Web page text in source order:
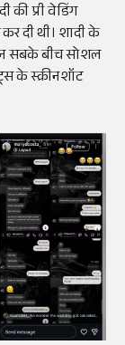
की प्री वेडिंग
दी थी। शादी के
सबके बीच सोशल
के स्क्रीनशॉट